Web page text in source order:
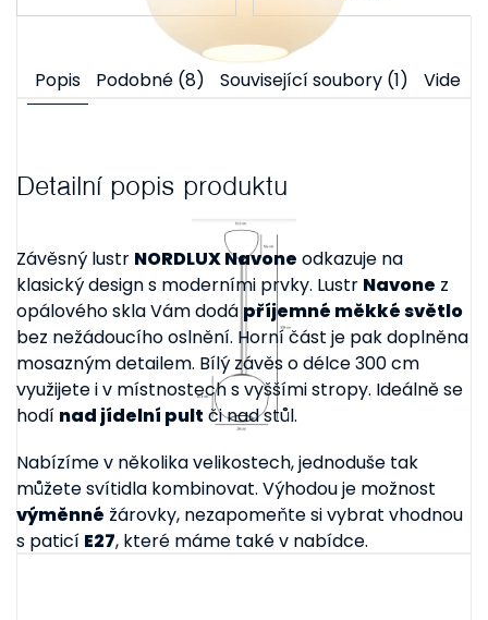
Popis Podobné (8) Související soubory (1) Videa
Detailní popis produktu
Závěsný lustr NORDLUX Navone odkazuje na
klasický design s moderními prvky. Lustr Navone z
opálového skla Vám dodá příjemné měkké světlo
bez nežádoucího oslnění. Horní část je pak doplněna
mosazným detailem. Bílý závěs o délce 300 cm
využijete i v místnostech s vyššími stropy. Ideálně se
hodí nad jídelní pult či nad stůl.
Nabízíme v několika velikostech, jednoduše tak
můžete svítidla kombinovat. Výhodou je možnost
výměnné žárovky, nezapomeňte si vybrat vhodnou
s paticí E27, které máme také v nabídce.